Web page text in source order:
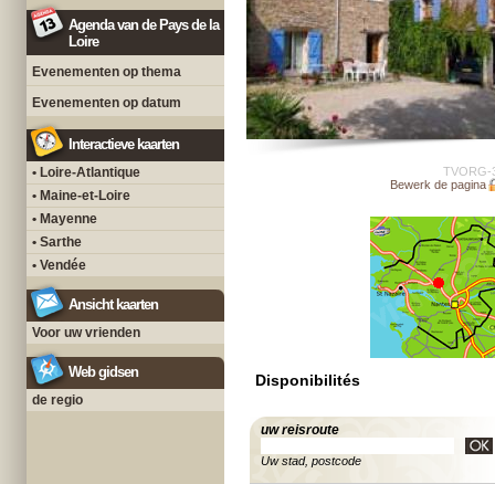
Agenda van de Pays de la
Loire
Evenementen op thema
Evenementen op datum
Interactieve kaarten
• Loire-Atlantique
• Maine-et-Loire
• Mayenne
• Sarthe
• Vendée
Ansicht kaarten
Voor uw vrienden
Web gidsen
de regio
TVORG-
Bewerk de pagina
Disponibilités
uw reisroute
Uw stad, postcode